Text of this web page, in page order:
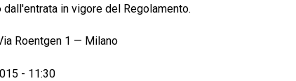
dall'entrata in vigore del Regolamento.
Roentgen 1 — Milano
- 11:30